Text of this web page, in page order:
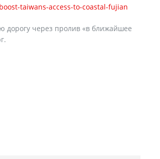
taiwans-access-to-coastal-fujian
дорогу через пролив «в ближайшее